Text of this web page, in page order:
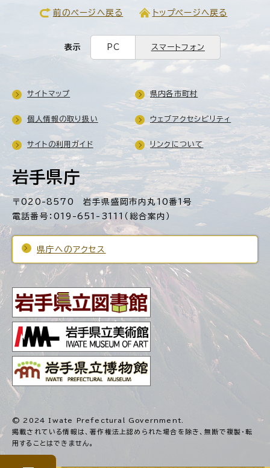
前のページへ戻る トップページへ戻る
表示 PC スマートフォン
岩手県庁
〒020-8570 岩手県盛岡市内丸10番1号
電話番号：019-651-3111（総合案内）
県庁へのアクセス
サイトマップ 県内各市町村
個人情報の取り扱い ウェブアクセシビリティ
サイトの利用ガイド リンクについて
© 2024 Iwate Prefectural Government.
掲載されている情報は、著作権法上認められた場合を除き、無断で複製・転
用することはできません。